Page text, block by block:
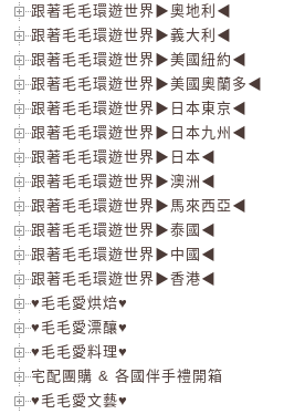
跟著毛毛環遊世界▶奧地利◀
跟著毛毛環遊世界▶義大利◀
跟著毛毛環遊世界▶美國紐約◀
跟著毛毛環遊世界▶美國奧蘭多◀
跟著毛毛環遊世界▶日本東京◀
跟著毛毛環遊世界▶日本九州◀
跟著毛毛環遊世界▶日本◀
跟著毛毛環遊世界▶澳洲◀
跟著毛毛環遊世界▶馬來西亞◀
跟著毛毛環遊世界▶泰國◀
跟著毛毛環遊世界▶中國◀
跟著毛毛環遊世界▶香港◀
♥毛毛愛烘焙♥
♥毛毛愛漂釀♥
♥毛毛愛料理♥
宅配團購 & 各國伴手禮開箱
♥毛毛愛文藝♥